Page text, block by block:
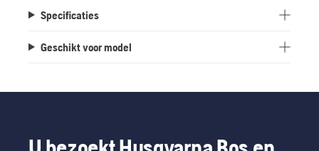
Specificaties
Geschikt voor model